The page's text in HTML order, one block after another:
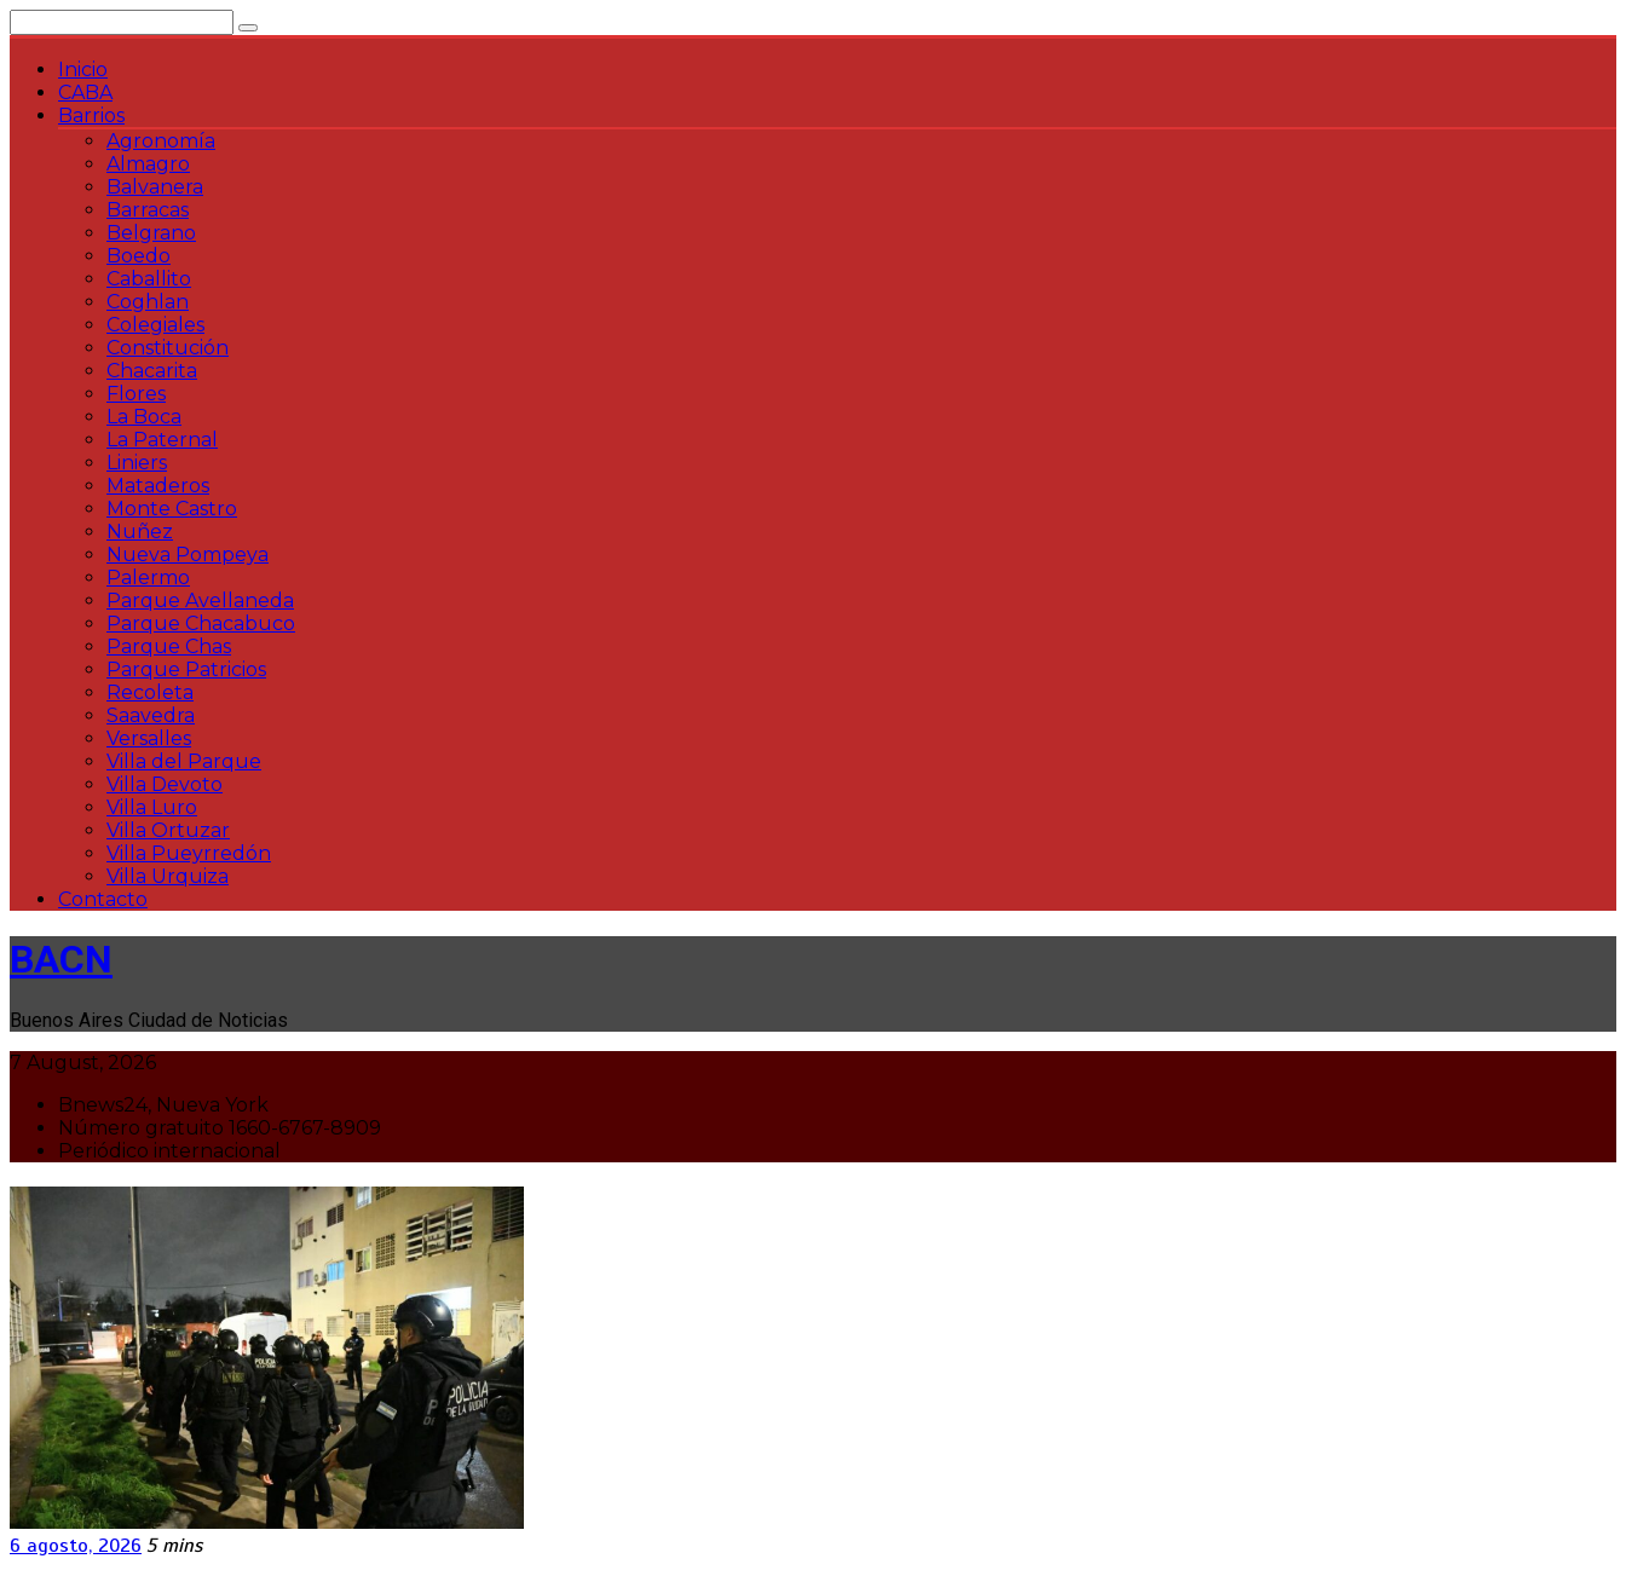
al
contenidoInicio
CABA
Barrios
Agronomía
Almagro
Balvanera
Barracas
Belgrano
Boedo
Caballito
Coghlan
Colegiales
Constitución
Chacarita
Flores
La Boca
La Paternal
Liniers
Mataderos
Monte Castro
Nuñez
Nueva Pompeya
Palermo
Parque Avellaneda
Parque Chacabuco
Parque Chas
Parque Patricios
Recoleta
Saavedra
Versalles
Villa del Parque
Villa Devoto
Villa Luro
Villa Ortuzar
Villa Pueyrredón
Villa Urquiza
Contacto
BACN
Buenos Aires Ciudad de Noticias
7 August, 2026
Bnews24, Nueva York
Número gratuito 1660-6767-8909
Periódico internacional
6 agosto, 2026 5 mins